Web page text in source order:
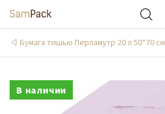
Бумага тишью Перламутр 20 л 50*70 см
В наличии